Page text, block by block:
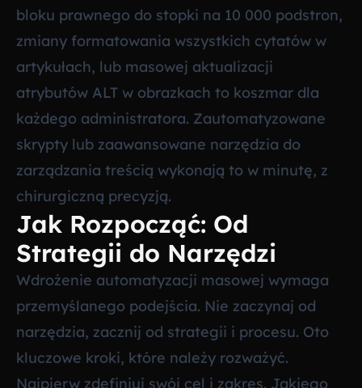
bloku prawnego do stopki na 10 000 podstron,
zmiany formatowania wszystkich cytatów w
artykułach, lub masowej aktualizacji
atrybutów ALT w obrazkach to koszmar dla
każdego administratora. Zautomatyzowane
skrypty lub zaawansowane narzędzia do
zarządzania treścią wykonają to w minutę, z
chirurgiczną precyzją.
Jak Rozpocząć: Od
Strategii do Narzędzi
Wdrożenie automatyzacji masowej wymaga
przemyślanego podejścia. Nie zaczynaj od
narzędzia, zacznij od strategii i procesu. Oto
kluczowe kroki, które należy rozważyć.
Najpierw zdefiniuj swój cel i zakres. Jakiego